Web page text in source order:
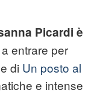
Picardi è
entrare per
di Un posto al
e intense